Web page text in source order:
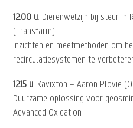
12.00 u: Dierenwelzijn bij steur in
(Transfarm)
Inzichten en meetmethoden om
recirculatiesystemen te
12.15 u: Kavixton – Aäron Plovie
Duurzame oplossing voor
Advanced Oxidation.